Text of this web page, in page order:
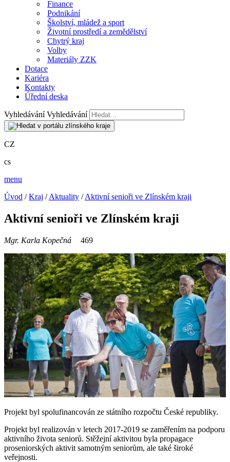
Finance
Podnikání
Školství, mládež a sport
Životní prostředí a zemědělství
Chytrý kraj
Volby
Materiály ZZK
Dotace
Kariéra
Kontakty
Úřední deska
Vyhledávání Vyhledávání
CZ
cs
menu
Úvod /Kraj /Aktuality /Aktivní senioři ve Zlínském kraji
Aktivní senioři ve Zlínském kraji
Mgr. Karla Kopečná 469
Projekt byl spolufinancován ze státního rozpočtu České republiky.
Projekt byl realizován v letech 2017-2019 se zaměřením na podporu
aktivního života seniorů. Stěžejní aktivitou byla propagace
proseniorských aktivit samotným seniorům, ale také široké
veřejnosti.